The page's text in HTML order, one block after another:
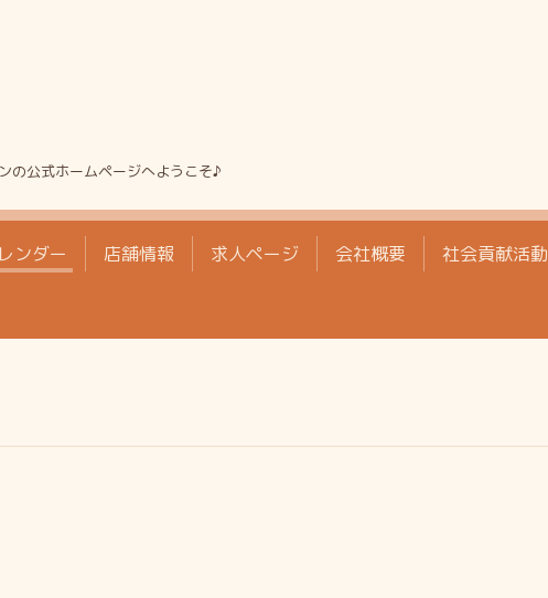
の公式ホームページへようこそ♪
ンダー 店舗情報 求人ページ 会社概要 社会貢献活動